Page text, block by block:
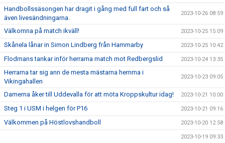
Handbollssäsongen har dragit i gång med full fart och så
även livesändningarna.
2023-10-26 08:59
Välkomna på match ikväll! 2023-10-25 15:09
Skånela lånar in Simon Lindberg från Hammarby 2023-10-25 10:42
Flodmans tankar inför herrarna match mot Redbergslid 2023-10-24 13:35
Herrarna tar sig ann de mesta mästarna hemma i
Vikingahallen
2023-10-23 09:05
Damerna åker till Uddevalla för att möta Kroppskultur idag! 2023-10-21 10:00
Steg 1 i USM i helgen för P16 2023-10-21 09:16
Välkommen på Höstlovshandboll 2023-10-20 12:58
2023-10-19 09:33